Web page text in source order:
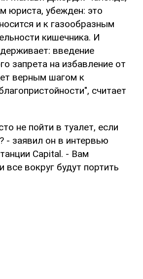
юриста, убежден: это
и к газообразным
кишечника. И
введение
запрета на избавление от
верным шагом к
считает
не пойти в туалет, если
- заявил он в интервью
Capital. - Вам
все вокруг будут портить